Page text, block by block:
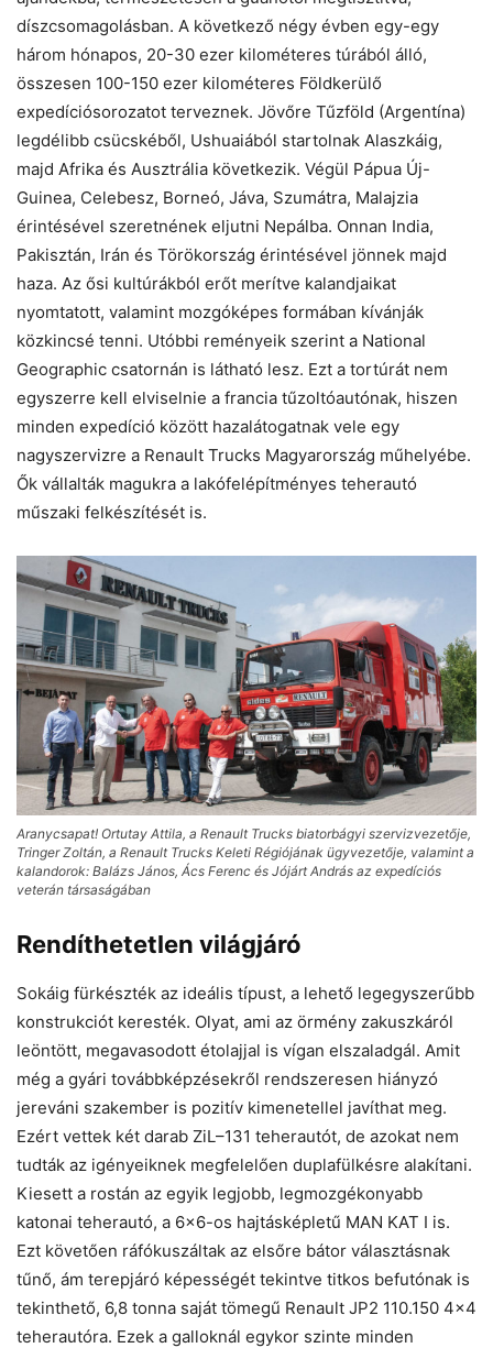
díszcsomagolásban. A következő négy évben egy-egy
három hónapos, 20-30 ezer kilométeres túrából álló,
összesen 100-150 ezer kilométeres Földkerülő
expedíciósorozatot terveznek. Jövőre Tűzföld (Argentína)
legdélibb csücskéből, Ushuaiából startolnak Alaszkáig,
majd Afrika és Ausztrália következik. Végül Pápua Új-
Guinea, Celebesz, Borneó, Jáva, Szumátra, Malajzia
érintésével szeretnének eljutni Nepálba. Onnan India,
Pakisztán, Irán és Törökország érintésével jönnek majd
haza. Az ősi kultúrákból erőt merítve kalandjaikat
nyomtatott, valamint mozgóképes formában kívánják
közkincsé tenni. Utóbbi reményeik szerint a National
Geographic csatornán is látható lesz. Ezt a tortúrát nem
egyszerre kell elviselnie a francia tűzoltóautónak, hiszen
minden expedíció között hazalátogatnak vele egy
nagyszervizre a Renault Trucks Magyarország műhelyébe.
Ők vállalták magukra a lakófelépítményes teherautó
műszaki felkészítését is.
Aranycsapat! Ortutay Attila, a Renault Trucks biatorbágyi szervizvezetője,
Tringer Zoltán, a Renault Trucks Keleti Régiójának ügyvezetője, valamint a
kalandorok: Balázs János, Ács Ferenc és Jójárt András az expedíciós
veterán társaságában
Rendíthetetlen világjáró
Sokáig fürkészték az ideális típust, a lehető legegyszerűbb
konstrukciót keresték. Olyat, ami az örmény zakuszkáról
leöntött, megavasodott étolajjal is vígan elszaladgál. Amit
még a gyári továbbképzésekről rendszeresen hiányzó
jereváni szakember is pozitív kimenetellel javíthat meg.
Ezért vettek két darab ZiL–131 teherautót, de azokat nem
tudták az igényeiknek megfelelően duplafülkésre alakítani.
Kiesett a rostán az egyik legjobb, legmozgékonyabb
katonai teherautó, a 6×6-os hajtásképletű MAN KAT I is.
Ezt követően ráfókuszáltak az elsőre bátor választásnak
tűnő, ám terepjáró képességét tekintve titkos befutónak is
tekinthető, 6,8 tonna saját tömegű Renault JP2 110.150 4×4
teherautóra. Ezek a galloknál egykor szinte minden